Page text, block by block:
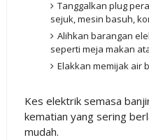
Tanggalkan plug
sejuk, mesin basuh,
Alihkan barangan
seperti meja makan
Elakkan memijak air
Kes elektrik semasa
kematian yang sering
mudah.